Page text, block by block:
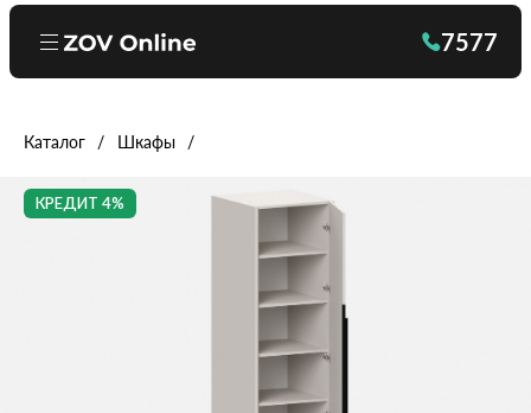
7577
Каталог Шкафы
КРЕДИТ 4%